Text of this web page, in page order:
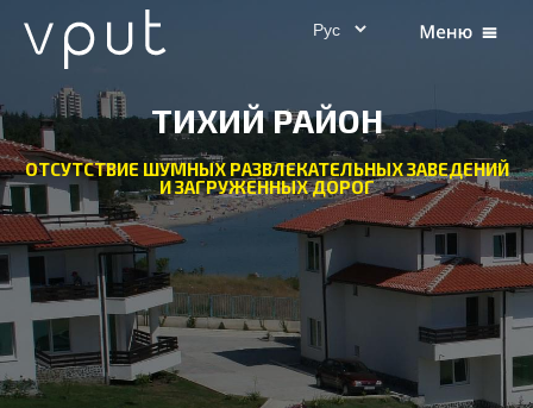
ТИХИЙ РАЙОН
ОТСУТСТВИЕ ШУМНЫХ РАЗВЛЕКАТЕЛЬНЫХ ЗАВЕДЕНИЙ
И ЗАГРУЖЕННЫХ ДОРОГ